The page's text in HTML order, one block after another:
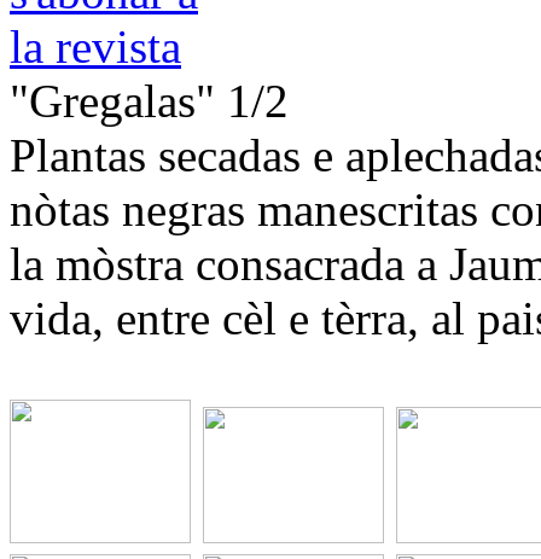
"Gregalas" 1/2
Plantas secadas e
nòtas negras manescritas
la mòstra consacrada a
vida, entre cèl e tèrra, al